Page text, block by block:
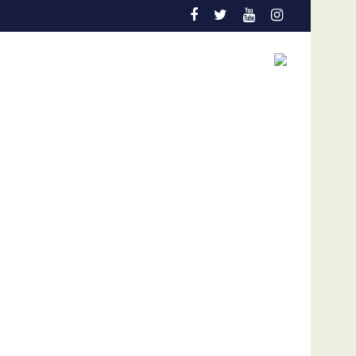
desaparecidas en La Guaira, según gobernador de la
Países de América condenan plan de los